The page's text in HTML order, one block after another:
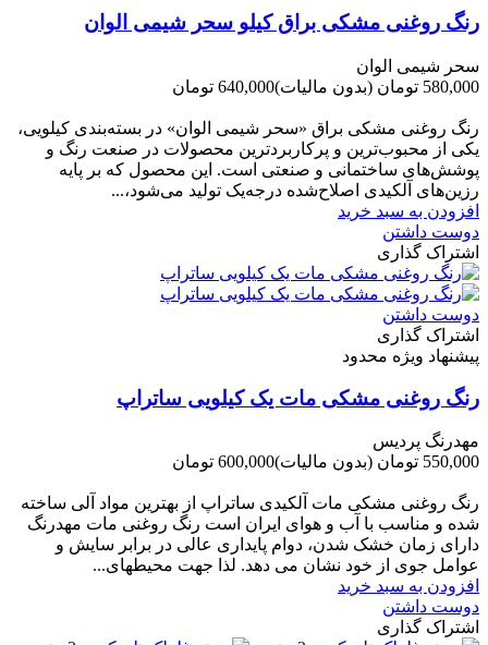
رنگ روغنی مشکی براق کیلو سحر شیمی الوان
سحر شیمی الوان
580,000 تومان
(بدون مالیات)640,000 تومان
رنگ روغنی مشکی براق «سحر شیمی الوان» در بسته‌بندی کیلویی،
یکی از محبوب‌ترین و پرکاربردترین محصولات در صنعت رنگ و
پوشش‌های ساختمانی و صنعتی است. این محصول که بر پایه
رزین‌های آلکیدی اصلاح‌شده درجه‌یک تولید می‌شود،...
افزودن به سبد خرید
دوست داشتن
اشتراک گذاری
دوست داشتن
اشتراک گذاری
پیشنهاد ویژه محدود
رنگ روغنی مشکی مات یک کیلویی ساتراپ
مهدرنگ پردیس
550,000 تومان
(بدون مالیات)600,000 تومان
رنگ روغنی مشکی مات آلکیدی ساتراپ از بهترین مواد آلی ساخته
شده و مناسب با آب و هوای ایران است رنگ روغنی مات مهدرنگ
دارای زﻣﺎن ﺧﺸﮏ ﺷﺪن، دوام ﭘﺎﯾﺪاری عالی در ﺑﺮاﺑﺮ ﺳﺎﯾﺶ و
ﻋﻮاﻣﻞ ﺟﻮی از ﺧﻮد ﻧﺸﺎن ﻣﯽ دﻫﺪ. ﻟﺬا ﺟﻬﺖ ﻣﺤﯿﻄ‌‌ﻬﺎی...
افزودن به سبد خرید
دوست داشتن
اشتراک گذاری